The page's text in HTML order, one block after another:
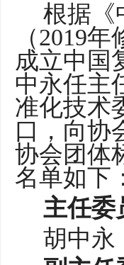
根据《
（2019年
成立中国
中永任主
准化技术
口，向协
协会团体
名单如下：
主任委
胡中永